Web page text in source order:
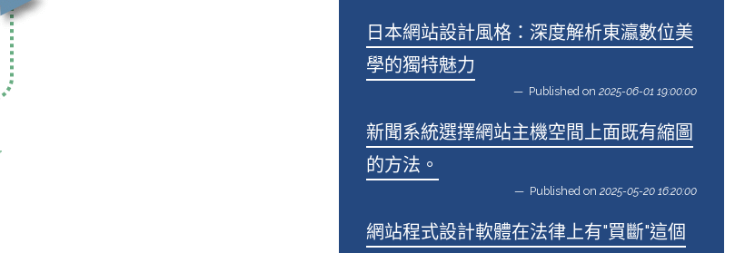
日本網站設計風格：深度解析東瀛數位美
學的獨特魅力
Published on 2025-06-01 19:00:00
新聞系統選擇網站主機空間上面既有縮圖
的方法。
Published on 2025-05-20 16:20:00
網站程式設計軟體在法律上有"買斷"這個